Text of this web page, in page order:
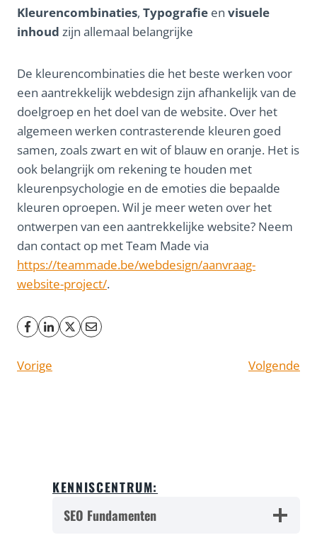
Kleurencombinaties, Typografie en visuele
inhoud zijn allemaal belangrijke
De kleurencombinaties die het beste werken voor
een aantrekkelijk webdesign zijn afhankelijk van de
doelgroep en het doel van de website. Over het
algemeen werken contrasterende kleuren goed
samen, zoals zwart en wit of blauw en oranje. Het is
ook belangrijk om rekening te houden met
kleurenpsychologie en de emoties die bepaalde
kleuren oproepen. Wil je meer weten over het
ontwerpen van een aantrekkelijke website? Neem
dan contact op met Team Made via
https://teammade.be/webdesign/aanvraag-
website-project/.
Vorige Volgende
KENNISCENTRUM:
SEO Fundamenten